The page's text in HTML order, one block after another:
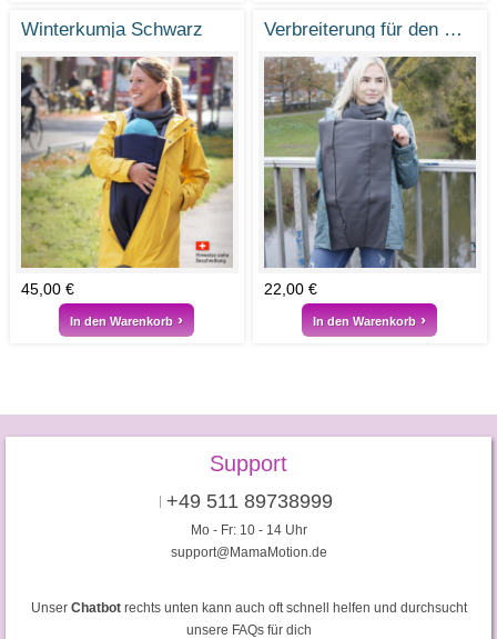
Winterkumja Schwarz
45,00 €
In den Warenkorb
Verbreiterung für den Winterkumja
22,00 €
In den Warenkorb
Support
+49 511 89738999
Mo - Fr: 10 - 14 Uhr
support@MamaMotion.de
Unser Chatbotrechts unten kann auch oft schnell helfen und durchsucht
unsere FAQs für dich